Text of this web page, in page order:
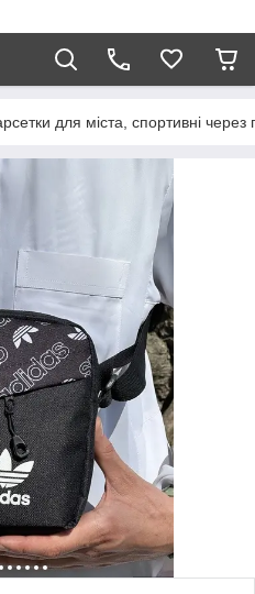
для міста, спортивні через